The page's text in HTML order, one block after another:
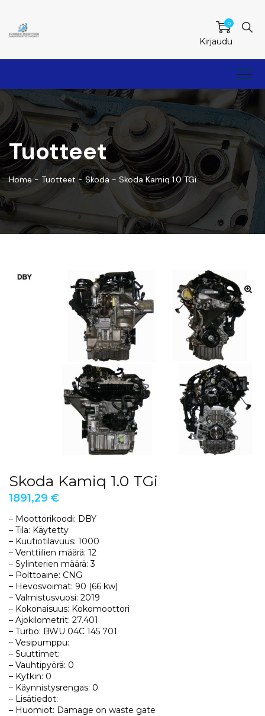
0
Kirjaudu
Tuotteet
Home- Tuotteet -Skoda - Skoda Kamiq 1.0 TGi
Skoda Kamiq 1.0 TGi
1891,29 €
– Moottorikoodi: DBY
– Tila: Käytetty
– Kuutiotilavuus: 1000
– Venttiilien määrä: 12
– Sylinterien määrä: 3
– Polttoaine: CNG
– Hevosvoimat: 90 (66 kw)
– Valmistusvuosi: 2019
– Kokonaisuus: Kokomoottori
– Ajokilometrit: 27.401
– Turbo: BWU 04C 145 701
– Vesipumppu:
– Suuttimet:
– Vauhtipyörä: 0
– Kytkin: 0
– Käynnistysrengas: 0
– Lisätiedot:
– Huomiot: Damage on waste gate